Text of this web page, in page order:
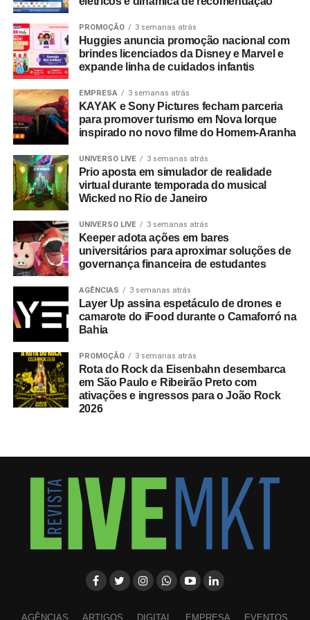
PROMOÇÃO 3 semanas atrás
Huggies anuncia promoção nacional com
brindes licenciados da Disney e Marvel e
expande linha de cuidados infantis
EMPRESA 3 semanas atrás
KAYAK e Sony Pictures fecham parceria
para promover turismo em Nova Iorque
inspirado no novo filme do Homem-Aranha
UNIVERSO LIVE 3 semanas atrás
Prio aposta em simulador de realidade
virtual durante temporada do musical
Wicked no Rio de Janeiro
UNIVERSO LIVE 3 semanas atrás
Keeper adota ações em bares
universitários para aproximar soluções de
governança financeira de estudantes
AGÊNCIAS 3 semanas atrás
Layer Up assina espetáculo de drones e
camarote do iFood durante o Camaforró na
Bahia
PROMOÇÃO 3 semanas atrás
Rota do Rock da Eisenbahn desembarca
em São Paulo e Ribeirão Preto com
ativações e ingressos para o João Rock
2026
AGÊNCIAS ARTIGOS DIGITAL EMPRESA EVENTOS